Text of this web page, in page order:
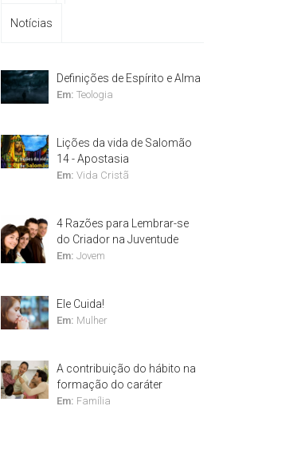
Notícias
Definições de Espírito e Alma
Em: Teologia
Lições da vida de Salomão
14 - Apostasia
Em: Vida Cristã
4 Razões para Lembrar-se
do Criador na Juventude
Em: Jovem
Ele Cuida!
Em: Mulher
A contribuição do hábito na
formação do caráter
Em: Família